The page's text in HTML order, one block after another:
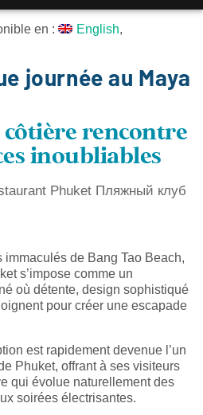
en :
English
journée au Maya
côtière rencontre
inoubliables
de Bang Tao Beach,
s’impose comme un
où détente, design sophistiqué
pour créer une escapade
est rapidement devenue l’un
Phuket, offrant à ses visiteurs
qui évolue naturellement des
soirées électrisantes.